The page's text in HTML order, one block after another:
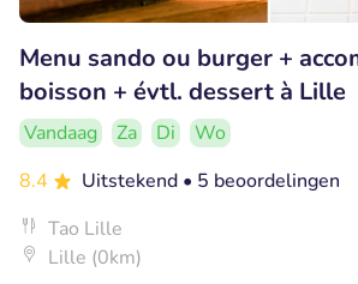
Menu sando ou burger +
boisson + évtl. dessert à Lille
Vandaag Za Di
Wo
8.4
Uitstekend • 5 beoordelingen
Tao Lille
Lille (0km)